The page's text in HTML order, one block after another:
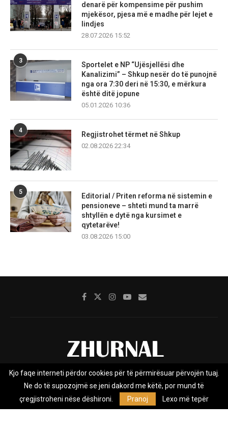
denarë për kompensime për pushim
mjekësor, pjesa më e madhe për lejet e
lindjes
28.07.2026 15:52
3
Sportelet e NP “Ujësjellësi dhe
Kanalizimi” – Shkup nesër do të punojnë
nga ora 7:30 deri në 15:30, e mërkura
është ditë jopune
05.01.2026 10:36
4
Regjistrohet tërmet në Shkup
02.08.2026 22:34
5
Editorial / Priten reforma në sistemin e
pensioneve – shteti mund ta marrë
shtyllën e dytë nga kursimet e
qytetarëve!
03.08.2026 15:00
Rreth nesh Impresumi Marketing
Privacy Policy
Zhurnal.mk është Agjenci e Lajmeve e pavarur, e themeluar në vitin
Kjo faqe interneti përdor cookies për të përmirësuar përvojën tuaj.
Ne do të supozojmë se jeni dakord me këtë, por mund të
çregjistroheni nëse dëshironi.
Pranoj Lexo më tepër